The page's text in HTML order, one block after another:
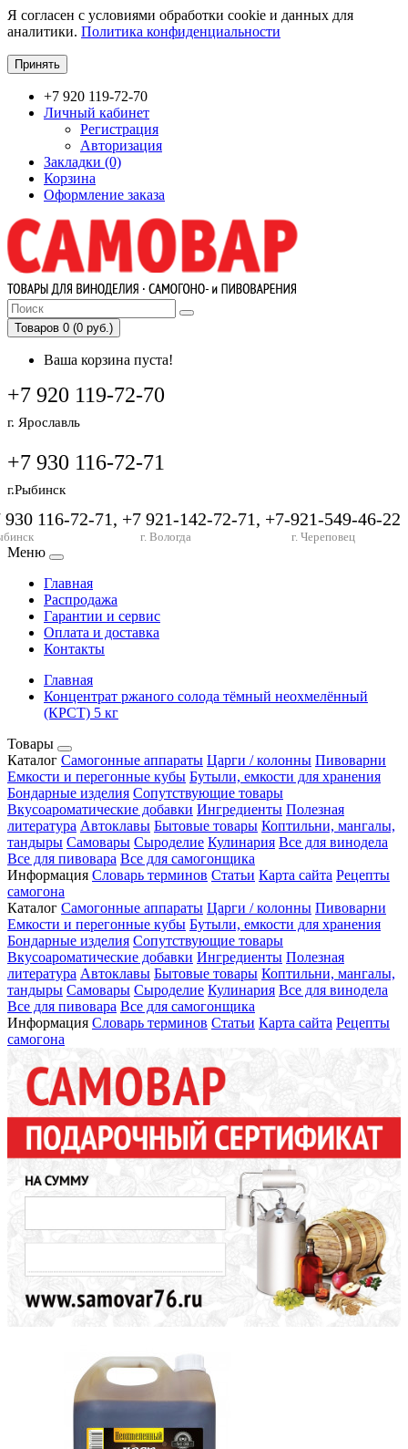
Я согласен с условиями обработки cookie и данных для
аналитики. Политика конфиденциальности
Принять
+7 920 119-72-70
Личный кабинет
Регистрация
Авторизация
Закладки (0)
Корзина
Оформление заказа
Товаров 0 (0 руб.)
Ваша корзина пуста!
+7 920 119-72-70
г. Ярославль
+7 930 116-72-71
г.Рыбинск
116-72-71, +7 921-142-72-71, +7-921-549-46-22
г. Вологда г. Череповец
Меню
Главная
Распродажа
Гарантии и сервис
Оплата и доставка
Контакты
Главная
Концентрат ржаного солода тёмный неохмелённый
(КРСТ) 5 кг
Товары
Каталог Самогонные аппараты Царги / колонны Пивоварни
Емкости и перегонные кубы Бутыли, емкости для хранения
Бондарные изделия Сопутствующие товары
Вкусоароматические добавки Ингредиенты Полезная
литература Автоклавы Бытовые товары Коптильни, мангалы,
тандыры Самовары Сыроделие Кулинария Все для винодела
Все для пивовара Все для самогонщика
Информация Словарь терминов Статьи Карта сайта Рецепты
самогона
Каталог Самогонные аппараты Царги / колонны Пивоварни
Емкости и перегонные кубы Бутыли, емкости для хранения
Бондарные изделия Сопутствующие товары
Вкусоароматические добавки Ингредиенты Полезная
литература Автоклавы Бытовые товары Коптильни, мангалы,
тандыры Самовары Сыроделие Кулинария Все для винодела
Все для пивовара Все для самогонщика
Информация Словарь терминов Статьи Карта сайта Рецепты
самогона